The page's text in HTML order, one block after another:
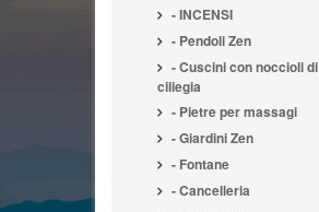
- INCENSI
- Pendoli Zen
- Cuscini con noccioli di
ciliegia
- Pietre per massagi
- Giardini Zen
- Fontane
- Cancelleria